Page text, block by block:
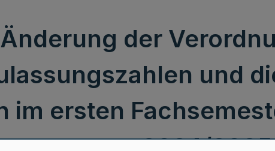
der
und
im ersten